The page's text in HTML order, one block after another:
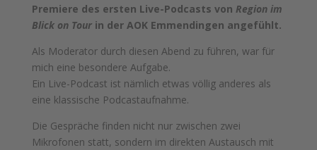
Premiere des ersten Live-Podcasts von Region im
Blick on Tourin der AOK Emmendingen angefühlt.
Als Moderator durch diesen Abend zu führen, war für
mich eine besondere Aufgabe.
Ein Live-Podcast ist nämlich etwas völlig anderes als
eine klassische Podcastaufnahme.
Die Gespräche finden nicht nur zwischen zwei
Mikrofonen statt, sondern im direkten Austausch mit